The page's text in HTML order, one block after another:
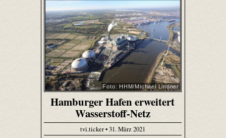
Foto: HHM/Michael Lindner
Hamburger Hafen erweitert
Wasserstoff-Netz
tvi.ticker • 31. März 2021